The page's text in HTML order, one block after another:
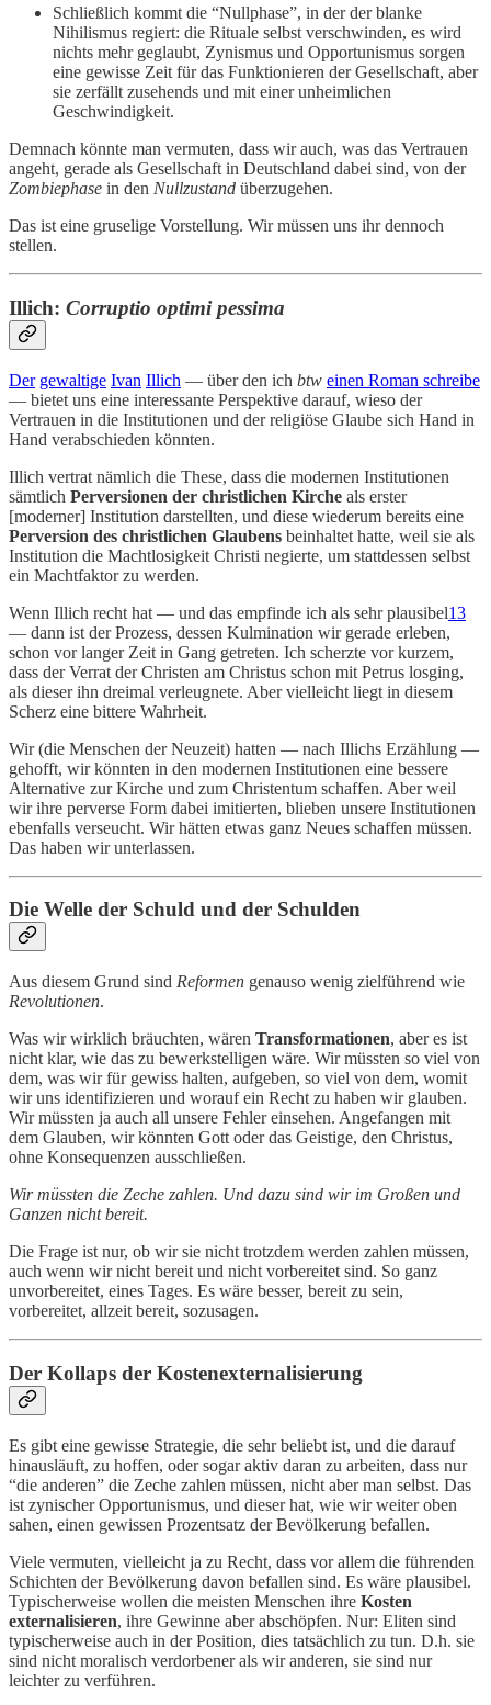
Schließlich kommt die “Nullphase”, in der der blanke
Nihilismus regiert: die Rituale selbst verschwinden, es wird
nichts mehr geglaubt, Zynismus und Opportunismus sorgen
eine gewisse Zeit für das Funktionieren der Gesellschaft, aber
sie zerfällt zusehends und mit einer unheimlichen
Geschwindigkeit.
Demnach könnte man vermuten, dass wir auch, was das Vertrauen
angeht, gerade als Gesellschaft in Deutschland dabei sind, von der
Zombiephase in den Nullzustand überzugehen.
Das ist eine gruselige Vorstellung. Wir müssen uns ihr dennoch
stellen.
Illich: Corruptio optimi pessima
Der gewaltige Ivan Illich — über den ich btw einen Roman schreibe
— bietet uns eine interessante Perspektive darauf, wieso der
Vertrauen in die Institutionen und der religiöse Glaube sich Hand in
Hand verabschieden könnten.
Illich vertrat nämlich die These, dass die modernen Institutionen
sämtlich Perversionen der christlichen Kirche als erster
[moderner] Institution darstellten, und diese wiederum bereits eine
Perversion des christlichen Glaubens beinhaltet hatte, weil sie als
Institution die Machtlosigkeit Christi negierte, um stattdessen selbst
ein Machtfaktor zu werden.
Wenn Illich recht hat — und das empfinde ich als sehr plausibel13
— dann ist der Prozess, dessen Kulmination wir gerade erleben,
schon vor langer Zeit in Gang getreten. Ich scherzte vor kurzem,
dass der Verrat der Christen am Christus schon mit Petrus losging,
als dieser ihn dreimal verleugnete. Aber vielleicht liegt in diesem
Scherz eine bittere Wahrheit.
Wir (die Menschen der Neuzeit) hatten — nach Illichs Erzählung —
gehofft, wir könnten in den modernen Institutionen eine bessere
Alternative zur Kirche und zum Christentum schaffen. Aber weil
wir ihre perverse Form dabei imitierten, blieben unsere Institutionen
ebenfalls verseucht. Wir hätten etwas ganz Neues schaffen müssen.
Das haben wir unterlassen.
Die Welle der Schuld und der Schulden
Aus diesem Grund sind Reformen genauso wenig zielführend wie
Revolutionen.
Was wir wirklich bräuchten, wären Transformationen, aber es ist
nicht klar, wie das zu bewerkstelligen wäre. Wir müssten so viel von
dem, was wir für gewiss halten, aufgeben, so viel von dem, womit
wir uns identifizieren und worauf ein Recht zu haben wir glauben.
Wir müssten ja auch all unsere Fehler einsehen. Angefangen mit
dem Glauben, wir könnten Gott oder das Geistige, den Christus,
ohne Konsequenzen ausschließen.
Wir müssten die Zeche zahlen. Und dazu sind wir im Großen und
Ganzen nicht bereit.
Die Frage ist nur, ob wir sie nicht trotzdem werden zahlen müssen,
auch wenn wir nicht bereit und nicht vorbereitet sind. So ganz
unvorbereitet, eines Tages. Es wäre besser, bereit zu sein,
vorbereitet, allzeit bereit, sozusagen.
Der Kollaps der Kostenexternalisierung
Es gibt eine gewisse Strategie, die sehr beliebt ist, und die darauf
hinausläuft, zu hoffen, oder sogar aktiv daran zu arbeiten, dass nur
“die anderen” die Zeche zahlen müssen, nicht aber man selbst. Das
ist zynischer Opportunismus, und dieser hat, wie wir weiter oben
sahen, einen gewissen Prozentsatz der Bevölkerung befallen.
Viele vermuten, vielleicht ja zu Recht, dass vor allem die führenden
Schichten der Bevölkerung davon befallen sind. Es wäre plausibel.
Typischerweise wollen die meisten Menschen ihre Kosten
externalisieren, ihre Gewinne aber abschöpfen. Nur: Eliten sind
typischerweise auch in der Position, dies tatsächlich zu tun. D.h. sie
sind nicht moralisch verdorbener als wir anderen, sie sind nur
leichter zu verführen.